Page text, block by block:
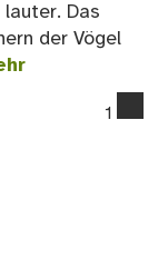
Das
der Vögel
1